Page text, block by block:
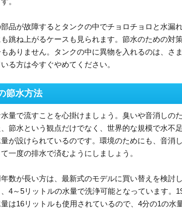
品が故障するとタンクの中でチョロチョロと水漏
跳ね上がるケースも見られます。節水のための対
ありません。タンクの中に異物を入れるのは、さ
る方は今すぐやめてください。
節水方法
量で流すことを心掛けましょう。臭いや音消しの
節水という観点だけでなく、世界的な規模で水不
が設けられているのです。環境のためにも、音消
一度の排水で済むようにしましょう。
年数が長い方は、最新式のモデルに買い替えを検討
4～5リットルの水量で洗浄可能となっています。
は16リットルも使用されているので、4分の1の水